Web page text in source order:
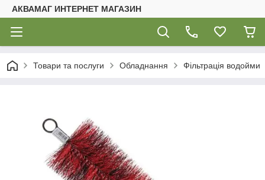
АКВАМАГ ИНТЕРНЕТ МАГАЗИН
Товари та послуги Обладнання Фільтрація водойми